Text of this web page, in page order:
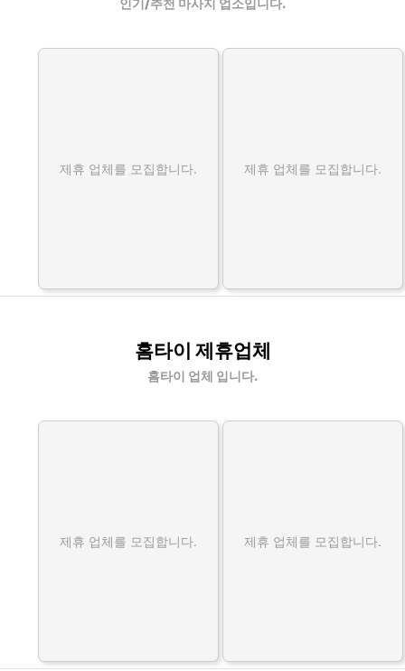
인기/추천 마사지 업소입니다.
제휴 업체를 모집합니다. 제휴 업체를 모집합니다.
홈타이 제휴업체
홈타이 업체 입니다.
제휴 업체를 모집합니다. 제휴 업체를 모집합니다.